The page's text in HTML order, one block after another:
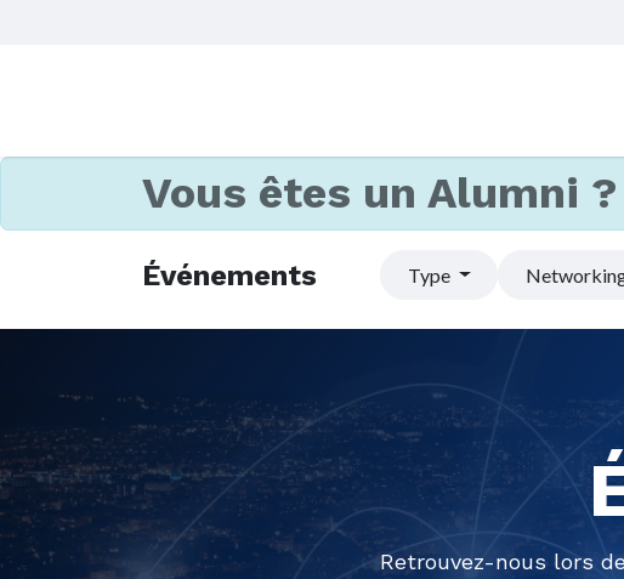
Vous êtes un Alumni ?
Événements Type
Retrouvez-nous lors